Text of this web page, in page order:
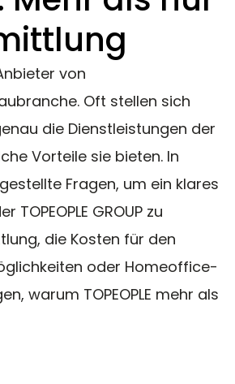
von
Oft stellen sich
die Dienstleistungen der
Vorteile sie bieten. In
Fragen, um ein klares
GROUP zu
die Kosten für den
oder Homeoffice-
warum TOPEOPLE mehr als